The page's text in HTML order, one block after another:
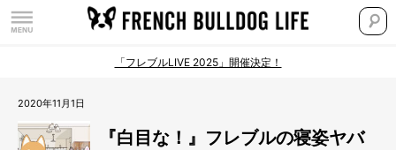
「フレブルLIVE 2025」開催決定！
2020年11月1日
『白目な！』フレブルの寝姿ヤバ